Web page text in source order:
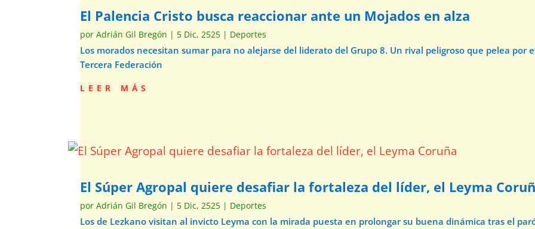
El Palencia Cristo busca reaccionar ante un Mojados en alza
porAdrián Gil Bregón | 5 Dic, 2525 | Deportes
Los morados necesitan sumar para no alejarse del liderato del Grupo 8. Un rival peligroso que pelea por
Tercera Federación
leer más
El Súper Agropal quiere desafiar la fortaleza del líder, el Leyma
porAdrián Gil Bregón | 5 Dic, 2525 | Deportes
Los de Lezkano visitan al invicto Leyma con la mirada puesta en prolongar su buena dinámica tras el